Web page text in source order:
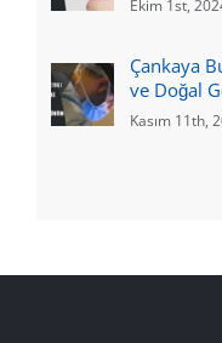
Ekim 1st,
Çankaya
ve Doğal
Kasım 11th,